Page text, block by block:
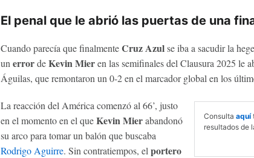
El penal que le abrió las puertas de una
Cuando parecía que finalmenteCruz Azulse iba a sacudir la
un errordeKevin Mieren las semifinales del Clausura 2025 le
Águilas, que remontaron un 0-2 en el marcador global en los
Consulta aquí
resultados de
La reacción del América comenzó al 66’, justo
en el momento en el queKevin Mierabandonó
su arco para tomar un balón que buscaba
Rodrigo Aguirre. Sin contratiempos, el portero